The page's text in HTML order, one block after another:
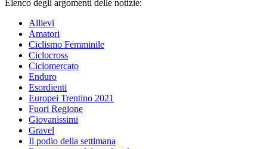
Elenco degli argomenti delle notizie:
Allievi
Amatori
Ciclismo Femminile
Ciclocross
Ciclomercato
Enduro
Esordienti
Europei Trentino 2021
Fuori Regione
Giovanissimi
Gravel
Il podio della settimana